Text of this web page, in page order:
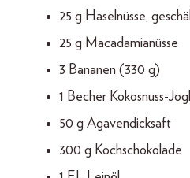
25 g Haselnüsse,
25 g Macadamianüsse
3 Bananen (330 g)
1 Becher Kokosnuss-
50 g Agavendicksaft
300 g Kochschokolade